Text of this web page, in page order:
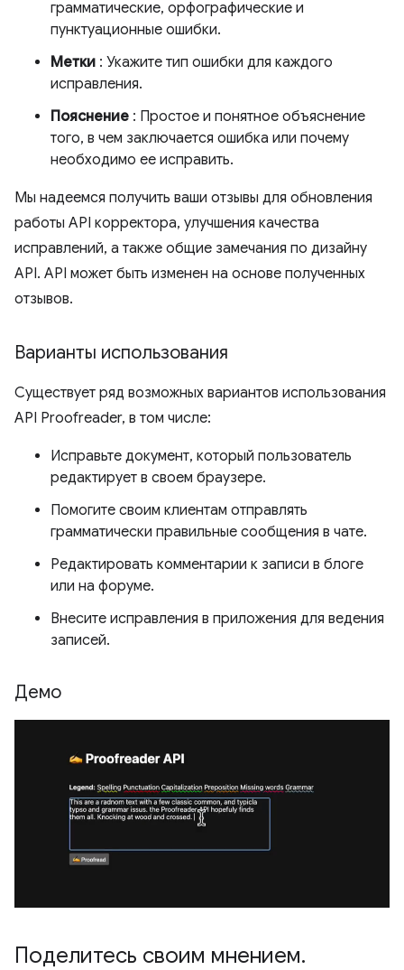
грамматические, орфографические и
пунктуационные ошибки.
Метки : Укажите тип ошибки для каждого
исправления.
Пояснение : Простое и понятное объяснение
того, в чем заключается ошибка или почему
необходимо ее исправить.
Мы надеемся получить ваши отзывы для обновления
работы API корректора, улучшения качества
исправлений, а также общие замечания по дизайну
API. API может быть изменен на основе полученных
отзывов.
Варианты использования
Существует ряд возможных вариантов использования
API Proofreader, в том числе:
Исправьте документ, который пользователь
редактирует в своем браузере.
Помогите своим клиентам отправлять
грамматически правильные сообщения в чате.
Редактировать комментарии к записи в блоге
или на форуме.
Внесите исправления в приложения для ведения
записей.
Демо
Поделитесь своим мнением.